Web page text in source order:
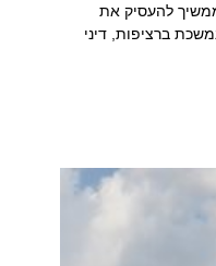
להעסיק את
ברציפות, דיני